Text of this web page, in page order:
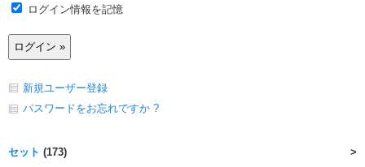
ログイン情報を記憶
新規ユーザー登録
パスワードをお忘れですか ?
セット (173)